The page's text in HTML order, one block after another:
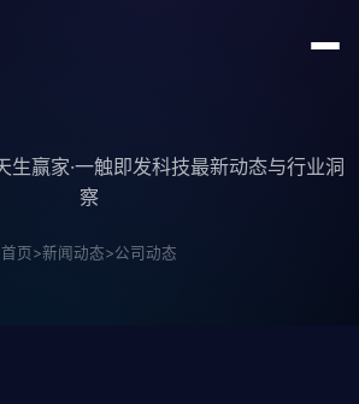
生赢家·一触即发科技最新动态与行业洞
察
首页>新闻动态>公司动态